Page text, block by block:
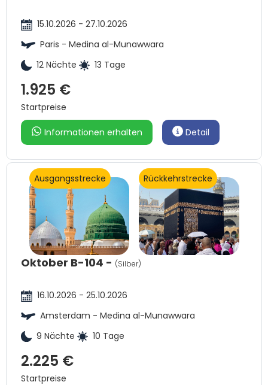
15.10.2026 - 27.10.2026
Paris - Medina al-Munawwara
12 Nächte
13 Tage
1.925 €
Startpreise
Informationen erhalten Detail
Ausgangsstrecke Rückkehrstrecke
Oktober B-104 - (Silber)
16.10.2026 - 25.10.2026
Amsterdam - Medina al-Munawwara
9 Nächte
10 Tage
2.225 €
Startpreise